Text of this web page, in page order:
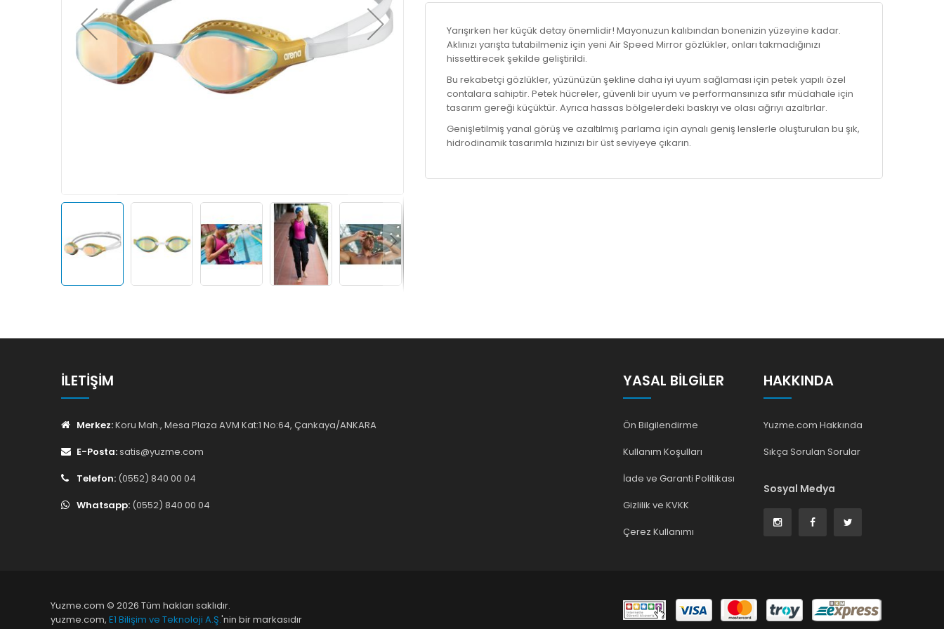
Yarışırken her küçük detay önemlidir! Mayonuzun kalıbından bonenizin yüzeyine kadar.
Aklınızı yarışta tutabilmeniz için yeni Air Speed ​​Mirror gözlükler, onları takmadığınızı
hissettirecek şekilde geliştirildi.
Bu rekabetçi gözlükler, yüzünüzün şekline daha iyi uyum sağlaması için petek yapılı özel
contalara sahiptir. Petek hücreler, güvenli bir uyum ve performansınıza sıfır müdahale için
tasarım gereği küçüktür. Ayrıca hassas bölgelerdeki baskıyı ve olası ağrıyı azaltırlar.
Genişletilmiş yanal görüş ve azaltılmış parlama için aynalı geniş lenslerle oluşturulan bu şık,
hidrodinamik tasarımla hızınızı bir üst seviyeye çıkarın.
İLETIŞIM
Merkez:Koru Mah., Mesa Plaza AVM Kat:1 No:64, Çankaya/ANKARA
E-Posta:satis@yuzme.com
Telefon: (0552) 840 00 04
Whatsapp: (0552) 840 00 04
YASAL BILGILER
Ön Bilgilendirme
Kullanım Koşulları
İade ve Garanti Politikası
Gizlilik ve KVKK
Çerez Kullanımı
HAKKINDA
Yuzme.com Hakkında
Sıkça Sorulan Sorular
Sosyal Medya
Yuzme.com © 2026 Tüm hakları saklıdır.
yuzme.com, E1 Bilişim ve Teknoloji A.Ş.'nin bir markasıdır